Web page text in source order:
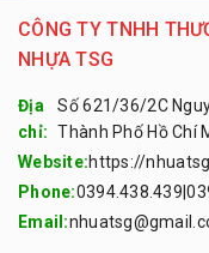
CÔNG TY TNHH
NHỰA TSG
Địa
chỉ:
Số 621/36/2C
Thành Phố Hồ Chí
Website:https://
Phone:0394.438.439 |
Email: